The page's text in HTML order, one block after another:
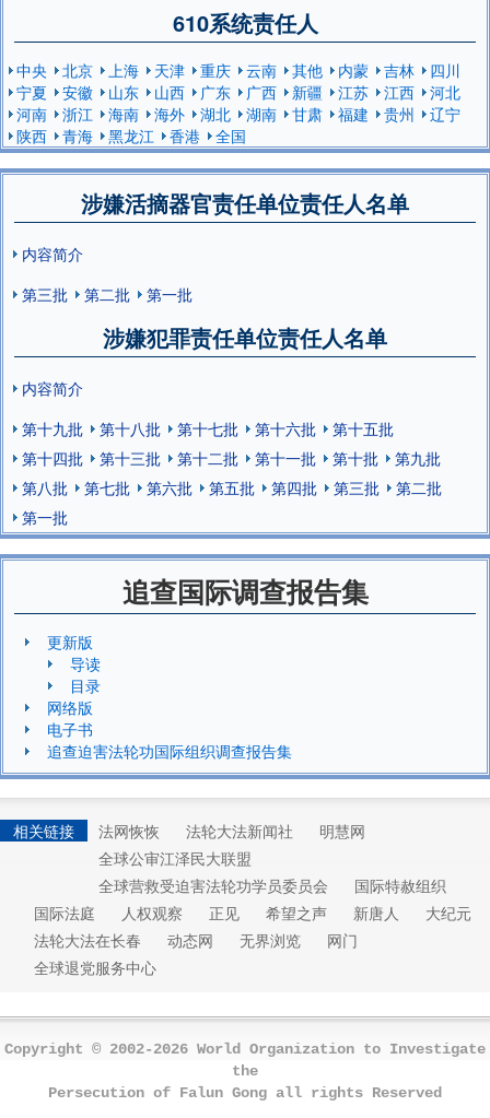
610系统责任人
中央 北京 上海 天津 重庆 云南 其他 内蒙 吉林
四川
宁夏
安徽 山东 山西 广东 广西 新疆 江苏 江西
河北
河南
浙江 海南 海外 湖北 湖南 甘肃 福建 贵州
辽宁
陕西
青海 黑龙江 香港 全国
涉嫌活摘器官责任单位责任人名单
内容简介
第三批
第二批 第一批
涉嫌犯罪责任单位责任人名单
内容简介
第十九批
第十八批 第十七批 第十六批
第十五批
第十四批
第十三批 第十二批 第十一批 第十批
第九批
第八批
第七批 第六批 第五批 第四批 第三批
第二批
第一批
追查国际调查报告集
更新版
导读
目录
网络版
电子书
追查迫害法轮功国际组织调查报告集
相关链接 法网恢恢 法轮大法新闻社
明慧网
全球公审江泽民大联盟
全球营救受迫害法轮功学员委员会
国际特赦组织
国际法庭
人权观察 正见 希望之声 新唐人
大纪元
法轮大法在长春
动态网 无界浏览
网门
全球退党服务中心
Copyright © 2002-2026 World Organization to Investigate
the
Persecution of Falun Gong all rights Reserved